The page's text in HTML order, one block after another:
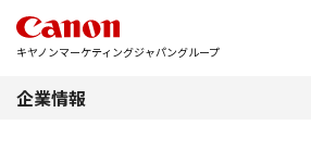
キヤノンマーケティングジャパングループ
企業情報